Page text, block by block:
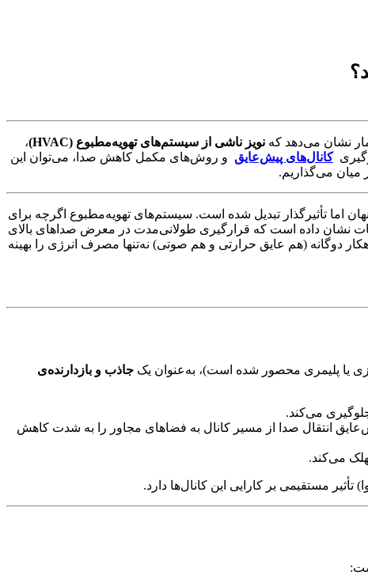
نشان می‌دهد که نویز ناشی از سیستم‌های تهویه‌مطبوع (HVAC)
،
کانال‌های پیش‌عایق و روش‌های مکمل کاهش صدا، می‌توان این
میان می‌گذاریم.
اما تأثیرگذار تبدیل شده است. سیستم‌های تهویه‌مطبوع اگرچه برای
نشان داده است که قرارگیری طولانی‌مدت در معرض صداهای بالای
دوگانه (هم عایق حرارتی و هم صوتی) نه‌تنها مصرف انرژی را بهینه
یا پلیمری محصور شده است)، به‌عنوان یک جاذب و بازدارنده‌ی
می‌کند.
انتقال صدا از مسیر کانال به فضاهای مجاور را به شدت کاهش
می‌کند.
مستقیمی بر کارایی این کانال‌ها دارد.